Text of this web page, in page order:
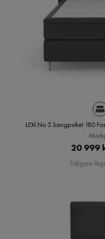
LEXI No 5 Sängpaket 180
20 999
Tidigare